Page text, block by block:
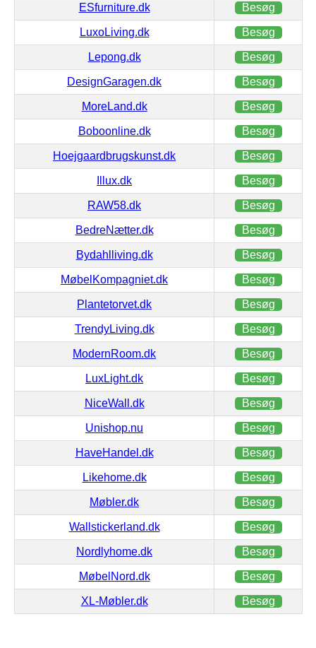
ESfurniture.dk Besøg
LuxoLiving.dk Besøg
Lepong.dk Besøg
DesignGaragen.dk Besøg
MoreLand.dk Besøg
Boboonline.dk Besøg
Hoejgaardbrugskunst.dk Besøg
Illux.dk Besøg
RAW58.dk Besøg
BedreNætter.dk Besøg
Bydahlliving.dk Besøg
MøbelKompagniet.dk Besøg
Plantetorvet.dk Besøg
TrendyLiving.dk Besøg
ModernRoom.dk Besøg
LuxLight.dk Besøg
NiceWall.dk Besøg
Unishop.nu Besøg
HaveHandel.dk Besøg
Likehome.dk Besøg
Møbler.dk Besøg
Wallstickerland.dk Besøg
Nordlyhome.dk Besøg
MøbelNord.dk Besøg
XL-Møbler.dk Besøg